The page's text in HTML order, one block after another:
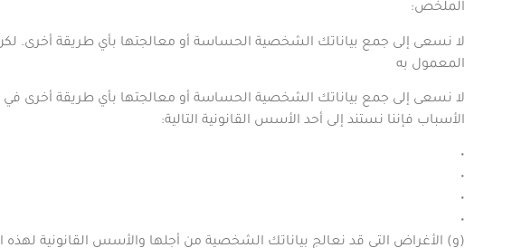
الملخص:
لا نسعى إلى جمع بياناتك الشخصية الحساسة أو معالجتها بأي طريقة أخرى.
المعمول به
لا نسعى إلى جمع بياناتك الشخصية الحساسة أو معالجتها بأي طريقة أخرى في
الأسباب فإننا نستند إلى أحد الأسس القانونية التالية:
•
•
•
•
(و) الأغراض التي قد نعالج بياناتك الشخصية من أجلها والأسس القانونية لهذه